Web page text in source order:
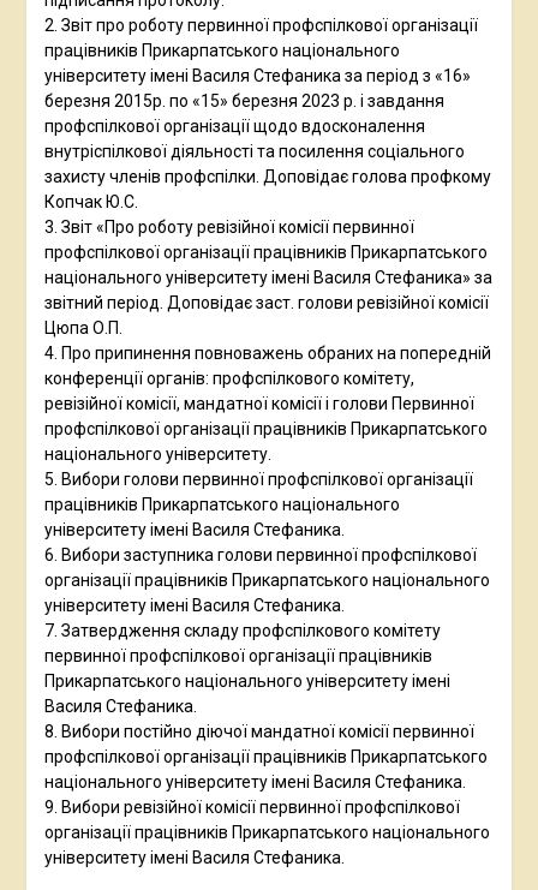
2. Звіт про роботу первинної профспілкової організації
працівників Прикарпатського національного
університету імені Василя Стефаника за період з «16»
березня 2015р. по «15» березня 2023 р. і завдання
профспілкової організації щодо вдосконалення
внутріспілкової діяльності та посилення соціального
захисту членів профспілки. Доповідає голова профкому
Копчак Ю.С.
3. Звіт «Про роботу ревізійної комісії первинної
профспілкової організації працівників Прикарпатського
національного університету імені Василя Стефаника» за
звітний період. Доповідає заст. голови ревізійної комісії
Цюпа О.П.
4. Про припинення повноважень обраних на попередній
конференції органів: профспілкового комітету,
ревізійної комісії, мандатної комісії і голови Первинної
профспілкової організації працівників Прикарпатського
національного університету.
5. Вибори голови первинної профспілкової організації
працівників Прикарпатського національного
університету імені Василя Стефаника.
6. Вибори заступника голови первинної профспілкової
організації працівників Прикарпатського національного
університету імені Василя Стефаника.
7. Затвердження складу профспілкового комітету
первинної профспілкової організації працівників
Прикарпатського національного університету імені
Василя Стефаника.
8. Вибори постійно діючої мандатної комісії первинної
профспілкової організації працівників Прикарпатського
національного університету імені Василя Стефаника.
9. Вибори ревізійної комісії первинної профспілкової
організації працівників Прикарпатського національного
університету імені Василя Стефаника.